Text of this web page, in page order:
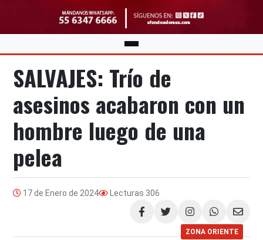
SALVAJES: Trío de
asesinos acabaron con un
hombre luego de una
pelea
17 de Enero de 2024 Lecturas 306
Compartir
ZONA ORIENTE